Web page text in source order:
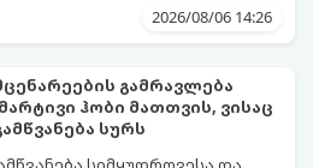
და ნერვებისმომშლელ პროცესად
მოგიტანოთ, გთავაზობთ
2026/08/06 14:26
გამრავლება
ჰობი მათთვის, ვისაც
სურს